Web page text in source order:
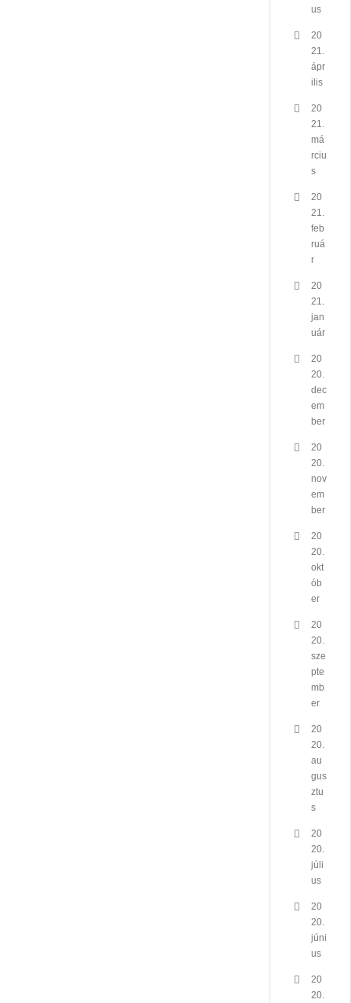
us
20
21.
ápr
ilis
20
21.
má
rciu
s
20
21.
feb
ruá
r
20
21.
jan
uár
20
20.
dec
em
ber
20
20.
nov
em
ber
20
20.
okt
ób
er
20
20.
sze
pte
mb
er
20
20.
au
gus
ztu
s
20
20.
júli
us
20
20.
júni
us
20
20.